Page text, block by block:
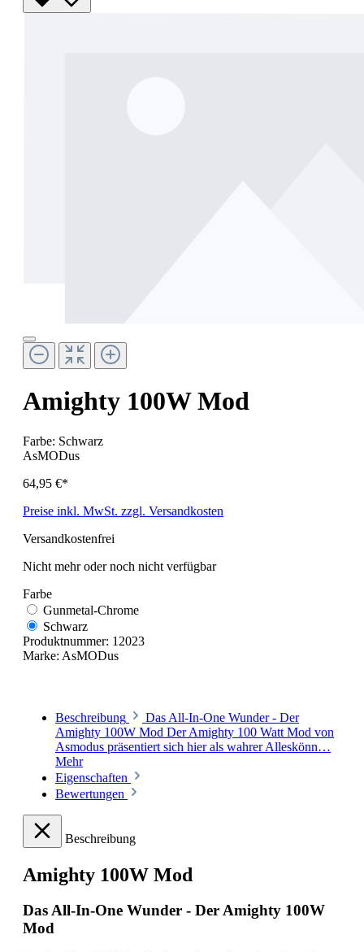
Amighty 100W Mod
Farbe: Schwarz
AsMODus
64,95 €*
Preise inkl. MwSt. zzgl. Versandkosten
Versandkostenfrei
Nicht mehr oder noch nicht verfügbar
Farbe
Gunmetal-Chrome
Schwarz
Produktnummer: 12023
Marke: AsMODus
Beschreibung
Das All-In-One Wunder - Der
Amighty 100W Mod Der Amighty 100 Watt Mod von
Asmodus präsentiert sich hier als wahrer Alleskönn…
Mehr
Eigenschaften
Bewertungen
Beschreibung
Amighty 100W Mod
Das All-In-One Wunder - Der Amighty 100W
Mod